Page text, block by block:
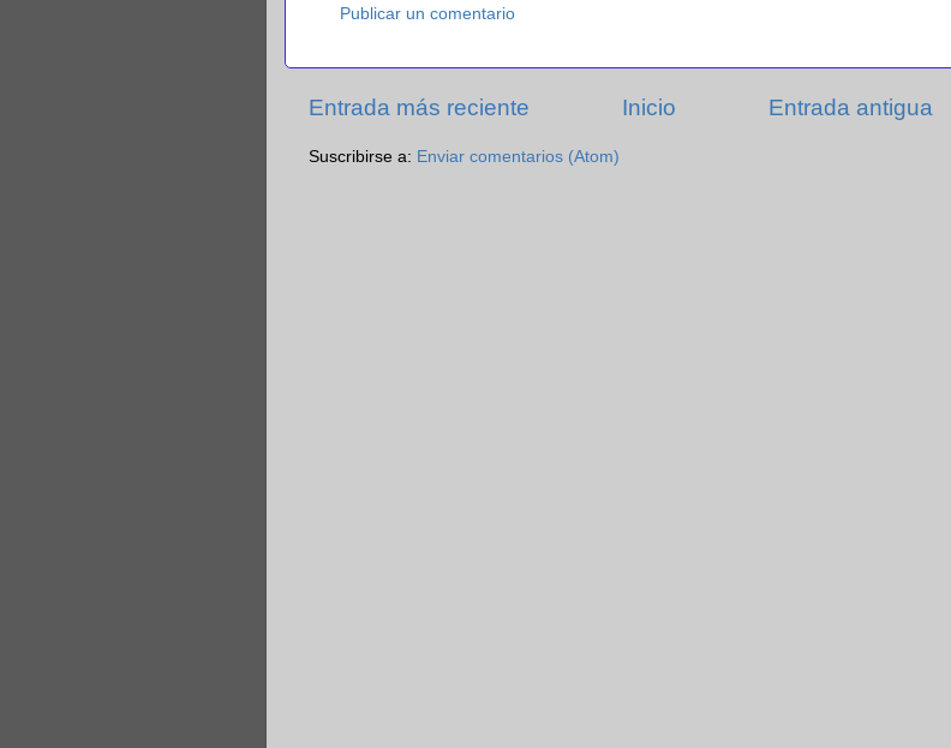
Publicar un comentario
Entrada más reciente Entrada antigua
Inicio
Suscribirse a: Enviar comentarios (Atom)